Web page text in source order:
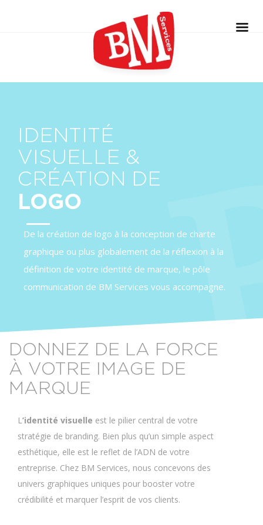
IDENTITÉ
VISUELLE &
CRÉATION DE
LOGO
De la création de logo à la conception de charte
graphique ou plus globalement de la réflexion à la
définition de votre identité de marque, le pôle
communication de BM Services vous accompagne.
DONNEZ DE LA FORCE
À VOTRE IMAGE DE
MARQUE
L’identité visuelle est le pilier central de votre
stratégie de branding. Bien plus qu’un simple aspect
esthétique, elle est le reflet de l’ADN de votre
entreprise. Chez BM Services, nous concevons des
univers graphiques uniques pour booster votre
crédibilité et marquer l’esprit de vos clients.